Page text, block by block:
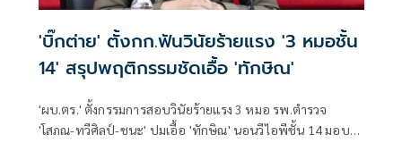
'บิ๊กต่าย' ตั้งกก.ฟันวินัยร้ายแรง '3 หมอชั้น
14' สรุปพฤติกรรมชัดเอื้อ 'ทักษิณ'
'ผบ.ตร.' ตั้งกรรมการสอบวินัยร้ายแรง 3 หมอ รพ.ตำรวจ
'โสภณ-ทวีศิลป์-ชนะ' ปมเอื้อ 'ทักษิณ' นอนวีไอพีชั้น 14 มอบ